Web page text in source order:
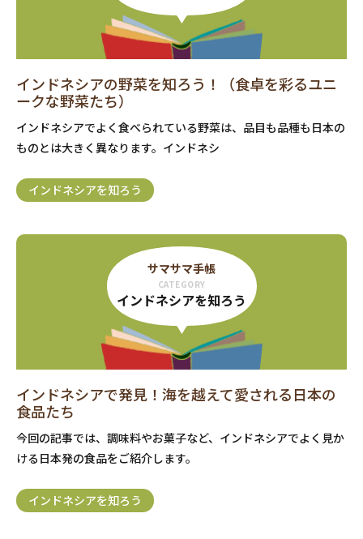
インドネシアの野菜を知ろう！（食卓を彩るユニ
ークな野菜たち）
インドネシアでよく食べられている野菜は、品目も品種も日本の
ものとは大きく異なります。インドネシ
インドネシアを知ろう
サマサマ手帳
CATEGORY
インドネシアを知ろう
インドネシアで発見！海を越えて愛される日本の
食品たち
今回の記事では、調味料やお菓子など、インドネシアでよく見か
ける日本発の食品をご紹介します。
インドネシアを知ろう